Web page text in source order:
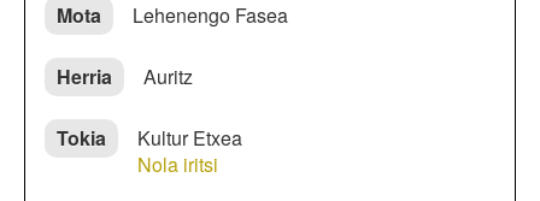
Mota Lehenengo Fasea
Herria Auritz
Tokia
Kultur Etxea
Nola iritsi